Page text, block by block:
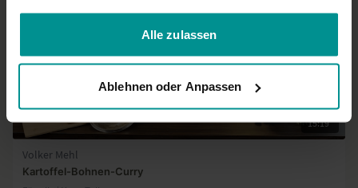
gesammelt haben.
Alle zulassen
Ablehnen oder Anpassen
15:19
Volker Mehl
Kartoffel-Bohnen-Curry